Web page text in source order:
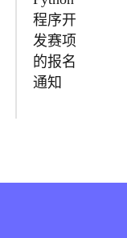
程序开
发赛项
的报名
通知